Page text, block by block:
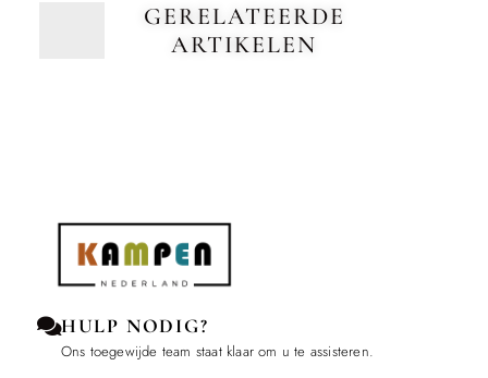
GERELATEERDE
ARTIKELEN
HULP NODIG?
Ons toegewijde team staat klaar om u te assisteren.